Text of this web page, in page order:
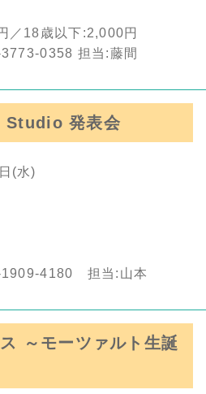
／18歳以下:2,000円
0358 担当:藤間
発表会
(水)
1909-4180 担当:山本
～モーツァルト生誕